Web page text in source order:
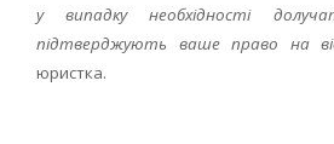
у випадку необхідності
підтверджують ваше право на
юристка.